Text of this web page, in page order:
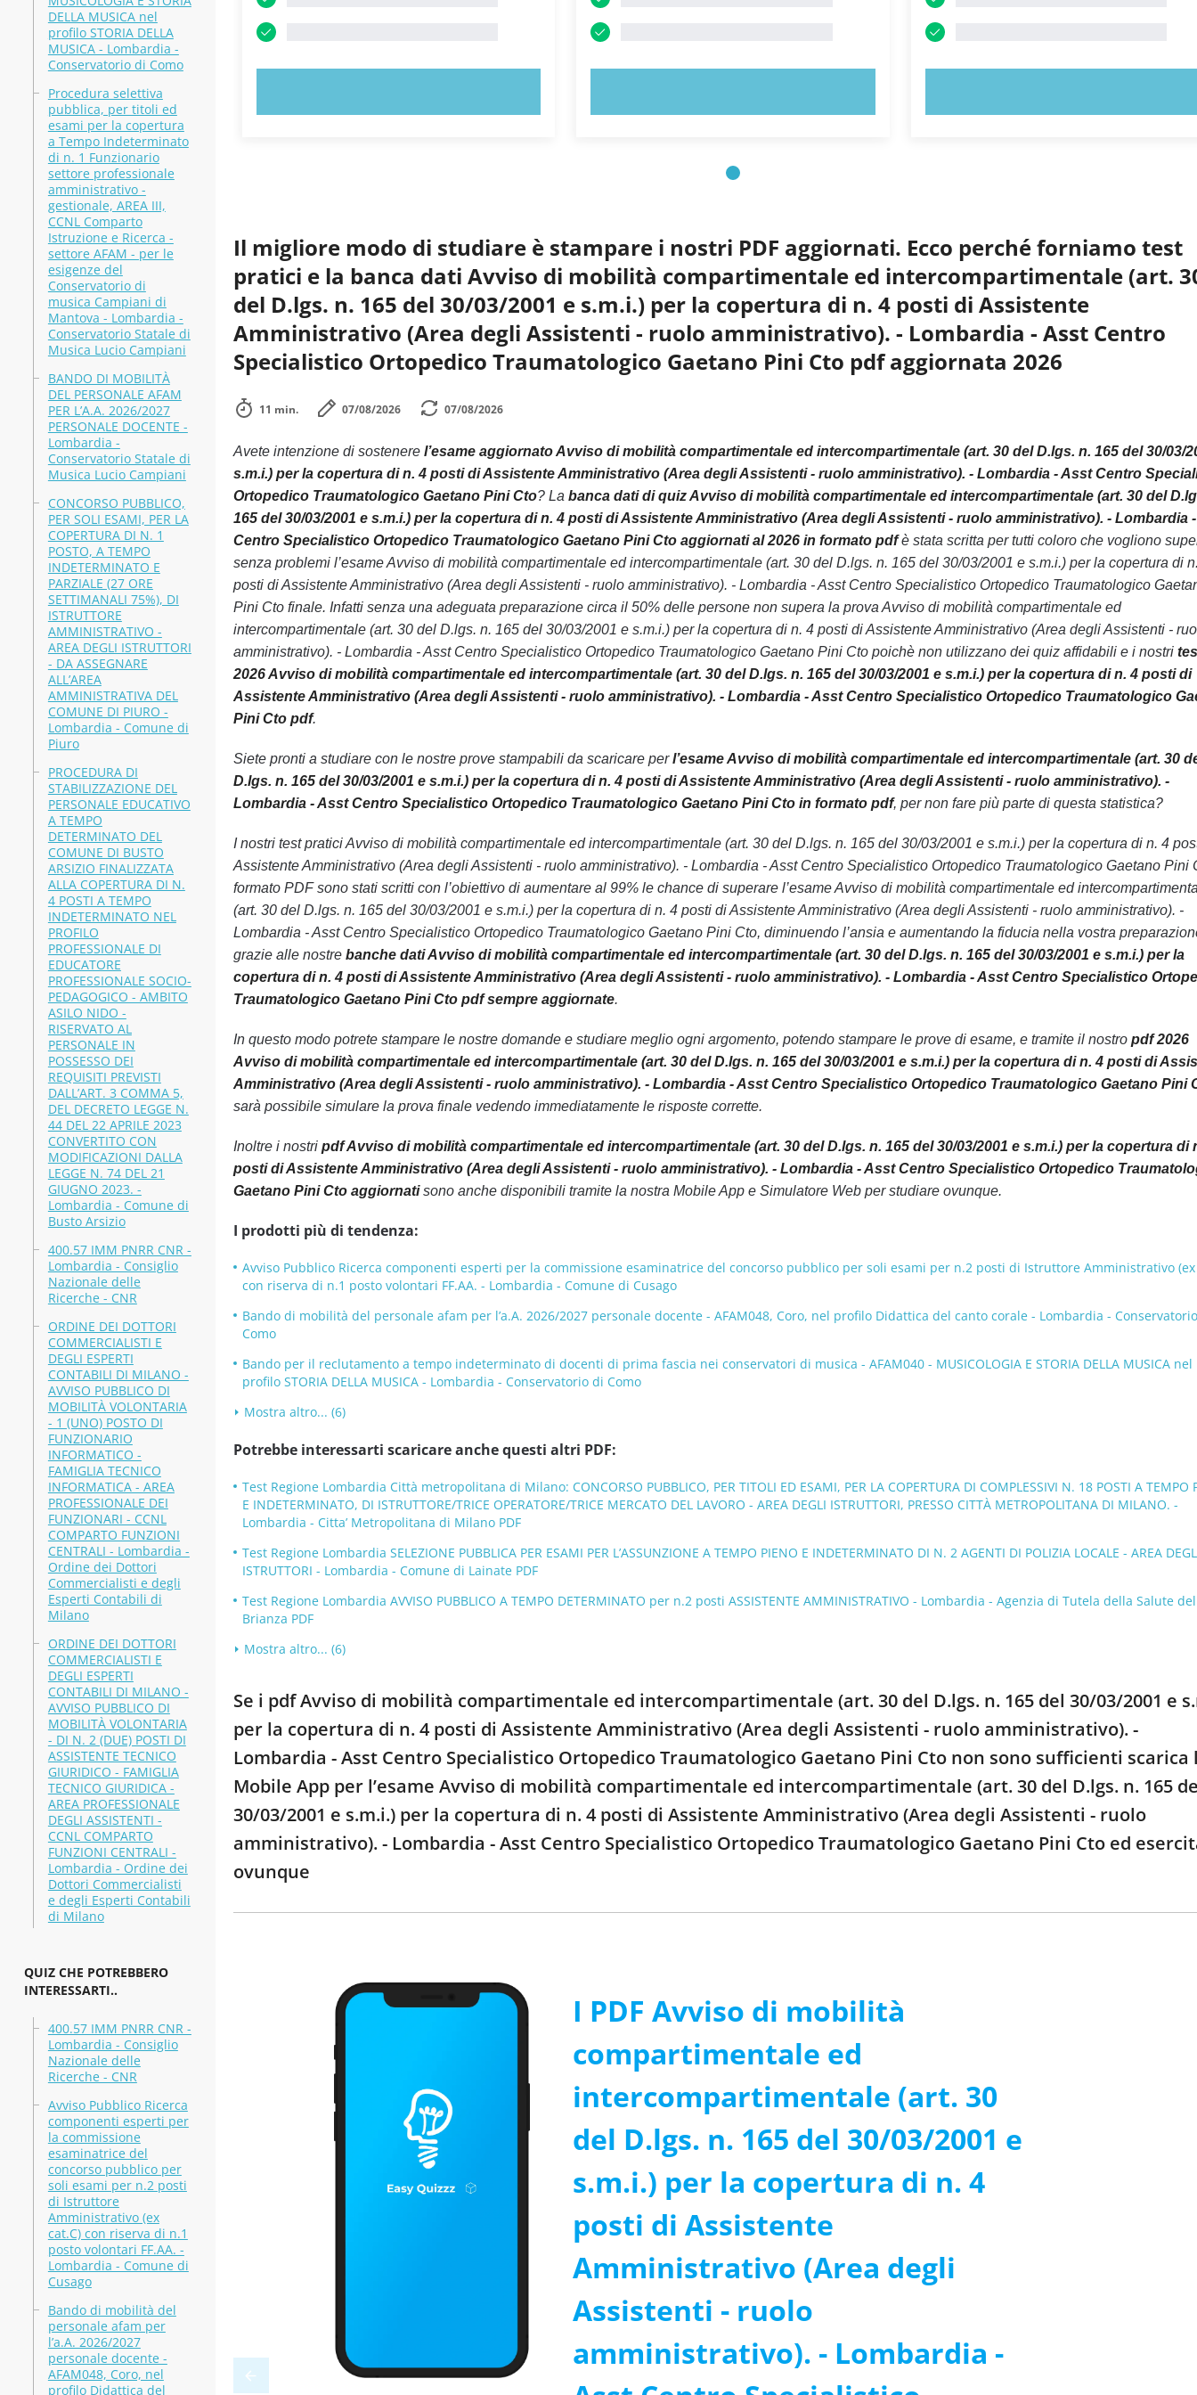
DELLA MUSICA nel
profilo STORIA DELLA
MUSICA - Lombardia -
Conservatorio di Como
Procedura selettiva
pubblica, per titoli ed
esami per la copertura
a Tempo Indeterminato
di n. 1 Funzionario
settore professionale
amministrativo -
gestionale, AREA III,
CCNL Comparto
Istruzione e Ricerca -
settore AFAM - per le
esigenze del
Conservatorio di
musica Campiani di
Mantova - Lombardia -
Conservatorio Statale di
Musica Lucio Campiani
BANDO DI MOBILITÀ
DEL PERSONALE AFAM
PER L’A.A. 2026/2027
PERSONALE DOCENTE -
Lombardia -
Conservatorio Statale di
Musica Lucio Campiani
CONCORSO PUBBLICO,
PER SOLI ESAMI, PER LA
COPERTURA DI N. 1
POSTO, A TEMPO
INDETERMINATO E
PARZIALE (27 ORE
SETTIMANALI 75%), DI
ISTRUTTORE
AMMINISTRATIVO -
AREA DEGLI ISTRUTTORI
- DA ASSEGNARE
ALL’AREA
AMMINISTRATIVA DEL
COMUNE DI PIURO -
Lombardia - Comune di
Piuro
PROCEDURA DI
STABILIZZAZIONE DEL
PERSONALE EDUCATIVO
A TEMPO
DETERMINATO DEL
COMUNE DI BUSTO
ARSIZIO FINALIZZATA
ALLA COPERTURA DI N.
4 POSTI A TEMPO
INDETERMINATO NEL
PROFILO
PROFESSIONALE DI
EDUCATORE
PROFESSIONALE SOCIO-
PEDAGOGICO - AMBITO
ASILO NIDO -
RISERVATO AL
PERSONALE IN
POSSESSO DEI
REQUISITI PREVISTI
DALL’ART. 3 COMMA 5,
DEL DECRETO LEGGE N.
44 DEL 22 APRILE 2023
CONVERTITO CON
MODIFICAZIONI DALLA
LEGGE N. 74 DEL 21
GIUGNO 2023. -
Lombardia - Comune di
Busto Arsizio
400.57 IMM PNRR CNR -
Lombardia - Consiglio
Nazionale delle
Ricerche - CNR
ORDINE DEI DOTTORI
COMMERCIALISTI E
DEGLI ESPERTI
CONTABILI DI MILANO -
AVVISO PUBBLICO DI
MOBILITÀ VOLONTARIA
- 1 (UNO) POSTO DI
FUNZIONARIO
INFORMATICO -
FAMIGLIA TECNICO
INFORMATICA - AREA
PROFESSIONALE DEI
FUNZIONARI - CCNL
COMPARTO FUNZIONI
CENTRALI - Lombardia -
Ordine dei Dottori
Commercialisti e degli
Esperti Contabili di
Milano
ORDINE DEI DOTTORI
COMMERCIALISTI E
DEGLI ESPERTI
CONTABILI DI MILANO -
AVVISO PUBBLICO DI
MOBILITÀ VOLONTARIA
- DI N. 2 (DUE) POSTI DI
ASSISTENTE TECNICO
GIURIDICO - FAMIGLIA
TECNICO GIURIDICA -
AREA PROFESSIONALE
DEGLI ASSISTENTI -
CCNL COMPARTO
FUNZIONI CENTRALI -
Lombardia - Ordine dei
Dottori Commercialisti
e degli Esperti Contabili
di Milano
QUIZ CHE POTREBBERO
INTERESSARTI..
400.57 IMM PNRR CNR -
Lombardia - Consiglio
Nazionale delle
Ricerche - CNR
Avviso Pubblico Ricerca
componenti esperti per
la commissione
esaminatrice del
concorso pubblico per
soli esami per n.2 posti
di Istruttore
Amministrativo (ex
cat.C) con riserva di n.1
posto volontari FF.AA. -
Lombardia - Comune di
Cusago
Bando di mobilità del
personale afam per
l’a.A. 2026/2027
personale docente -
AFAM048, Coro, nel
profilo Didattica del
Il migliore modo di studiare è stampare i nostri PDF aggiornati. Ecco perché forniamo test
pratici e la banca dati Avviso di mobilità compartimentale ed intercompartimentale (art.
del D.lgs. n. 165 del 30/03/2001 e s.m.i.) per la copertura di n. 4 posti di Assistente
Amministrativo (Area degli Assistenti - ruolo amministrativo). - Lombardia - Asst Centro
Specialistico Ortopedico Traumatologico Gaetano Pini Cto pdf aggiornata 2026
11 min. 07/08/2026 07/08/2026
Avete intenzione di sostenere l’esame aggiornato Avviso di mobilità compartimentale ed intercompartimentale (art. 30 del D.lgs. n. 165 del 30/03/
s.m.i.) per la copertura di n. 4 posti di Assistente Amministrativo (Area degli Assistenti - ruolo amministrativo). - Lombardia - Asst Centro
Ortopedico Traumatologico Gaetano Pini Cto? La banca dati di quiz Avviso di mobilità compartimentale ed intercompartimentale (art. 30 del
165 del 30/03/2001 e s.m.i.) per la copertura di n. 4 posti di Assistente Amministrativo (Area degli Assistenti - ruolo amministrativo). - Lombardia
Centro Specialistico Ortopedico Traumatologico Gaetano Pini Cto aggiornati al 2026 in formato pdfè stata scritta per tutti coloro che vogliono
senza problemi l’esame Avviso di mobilità compartimentale ed intercompartimentale (art. 30 del D.lgs. n. 165 del 30/03/2001 e s.m.i.) per la copertura di
posti di Assistente Amministrativo (Area degli Assistenti - ruolo amministrativo). - Lombardia - Asst Centro Specialistico Ortopedico Traumatologico
Pini Cto finale. Infatti senza una adeguata preparazione circa il 50% delle persone non supera la prova Avviso di mobilità compartimentale ed
intercompartimentale (art. 30 del D.lgs. n. 165 del 30/03/2001 e s.m.i.) per la copertura di n. 4 posti di Assistente Amministrativo (Area degli Assistenti -
amministrativo). - Lombardia - Asst Centro Specialistico Ortopedico Traumatologico Gaetano Pini Cto poichè non utilizzano dei quiz affidabili e i nostri
2026 Avviso di mobilità compartimentale ed intercompartimentale (art. 30 del D.lgs. n. 165 del 30/03/2001 e s.m.i.) per la copertura di n. 4 posti di
Assistente Amministrativo (Area degli Assistenti - ruolo amministrativo). - Lombardia - Asst Centro Specialistico Ortopedico Traumatologico
Pini Cto pdf.
Siete pronti a studiare con le nostre prove stampabili da scaricare perl’esame Avviso di mobilità compartimentale ed intercompartimentale (art. 30
D.lgs. n. 165 del 30/03/2001 e s.m.i.) per la copertura di n. 4 posti di Assistente Amministrativo (Area degli Assistenti - ruolo amministrativo). -
Lombardia - Asst Centro Specialistico Ortopedico Traumatologico Gaetano Pini Cto in formato pdf, per non fare più parte di questa statistica?
I nostri test pratici Avviso di mobilità compartimentale ed intercompartimentale (art. 30 del D.lgs. n. 165 del 30/03/2001 e s.m.i.) per la copertura di n. 4
Assistente Amministrativo (Area degli Assistenti - ruolo amministrativo). - Lombardia - Asst Centro Specialistico Ortopedico Traumatologico Gaetano Pini
formato PDF sono stati scritti con l’obiettivo di aumentare al 99% le chance di superare l’esame Avviso di mobilità compartimentale ed
(art. 30 del D.lgs. n. 165 del 30/03/2001 e s.m.i.) per la copertura di n. 4 posti di Assistente Amministrativo (Area degli Assistenti - ruolo amministrativo). -
Lombardia - Asst Centro Specialistico Ortopedico Traumatologico Gaetano Pini Cto, diminuendo l’ansia e aumentando la fiducia nella vostra
grazie alle nostre banche dati Avviso di mobilità compartimentale ed intercompartimentale (art. 30 del D.lgs. n. 165 del 30/03/2001 e s.m.i.) per la
copertura di n. 4 posti di Assistente Amministrativo (Area degli Assistenti - ruolo amministrativo). - Lombardia - Asst Centro Specialistico
Traumatologico Gaetano Pini Cto pdf sempre aggiornate.
In questo modo potrete stampare le nostre domande e studiare meglio ogni argomento, potendo stampare le prove di esame, e tramite il nostro pdf 2026
Avviso di mobilità compartimentale ed intercompartimentale (art. 30 del D.lgs. n. 165 del 30/03/2001 e s.m.i.) per la copertura di n. 4 posti di
Amministrativo (Area degli Assistenti - ruolo amministrativo). - Lombardia - Asst Centro Specialistico Ortopedico Traumatologico Gaetano Pini
sarà possibile simulare la prova finale vedendo immediatamente le risposte corrette.
Inoltre i nostri pdf Avviso di mobilità compartimentale ed intercompartimentale (art. 30 del D.lgs. n. 165 del 30/03/2001 e s.m.i.) per la copertura di
posti di Assistente Amministrativo (Area degli Assistenti - ruolo amministrativo). - Lombardia - Asst Centro Specialistico Ortopedico
Gaetano Pini Cto aggiornatisono anche disponibili tramite la nostra Mobile App e Simulatore Web per studiare ovunque.
I prodotti più di tendenza:
Avviso Pubblico Ricerca componenti esperti per la commissione esaminatrice del concorso pubblico per soli esami per n.2 posti di Istruttore Amministrativo (ex
con riserva di n.1 posto volontari FF.AA. - Lombardia - Comune di Cusago
Bando di mobilità del personale afam per l’a.A. 2026/2027 personale docente - AFAM048, Coro, nel profilo Didattica del canto corale - Lombardia -
Como
Bando per il reclutamento a tempo indeterminato di docenti di prima fascia nei conservatori di musica - AFAM040 - MUSICOLOGIA E STORIA DELLA MUSICA nel
profilo STORIA DELLA MUSICA - Lombardia - Conservatorio di Como
Mostra altro... (6)
Potrebbe interessarti scaricare anche questi altri PDF:
Test Regione Lombardia Città metropolitana di Milano: CONCORSO PUBBLICO, PER TITOLI ED ESAMI, PER LA COPERTURA DI COMPLESSIVI N. 18 POSTI A TEMPO
E INDETERMINATO, DI ISTRUTTORE/TRICE OPERATORE/TRICE MERCATO DEL LAVORO - AREA DEGLI ISTRUTTORI, PRESSO CITTÀ METROPOLITANA DI MILANO. -
Lombardia - Citta’ Metropolitana di Milano PDF
Test Regione Lombardia SELEZIONE PUBBLICA PER ESAMI PER L’ASSUNZIONE A TEMPO PIENO E INDETERMINATO DI N. 2 AGENTI DI POLIZIA LOCALE - AREA
ISTRUTTORI - Lombardia - Comune di Lainate PDF
Test Regione Lombardia AVVISO PUBBLICO A TEMPO DETERMINATO per n.2 posti ASSISTENTE AMMINISTRATIVO - Lombardia - Agenzia di Tutela della Salute
Brianza PDF
Mostra altro... (6)
Se i pdf Avviso di mobilità compartimentale ed intercompartimentale (art. 30 del D.lgs. n. 165 del 30/03/2001 e
per la copertura di n. 4 posti di Assistente Amministrativo (Area degli Assistenti - ruolo amministrativo). -
Lombardia - Asst Centro Specialistico Ortopedico Traumatologico Gaetano Pini Cto non sono sufficienti scarica
Mobile App per l’esame Avviso di mobilità compartimentale ed intercompartimentale (art. 30 del D.lgs. n. 165
30/03/2001 e s.m.i.) per la copertura di n. 4 posti di Assistente Amministrativo (Area degli Assistenti - ruolo
amministrativo). - Lombardia - Asst Centro Specialistico Ortopedico Traumatologico Gaetano Pini Cto ed
ovunque
I PDF Avviso di mobilità
compartimentale ed
intercompartimentale (art. 30
del D.lgs. n. 165 del 30/03/2001 e
s.m.i.) per la copertura di n. 4
posti di Assistente
Amministrativo (Area degli
Assistenti - ruolo
amministrativo). - Lombardia -